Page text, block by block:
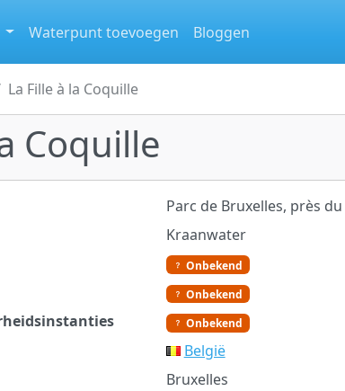
Waterpunt toevoegen Bloggen
La Fille à la Coquille
Coquille
Parc de Bruxelles, près
Kraanwater
Onbekend
Onbekend
Onbekend
België
Bruxelles